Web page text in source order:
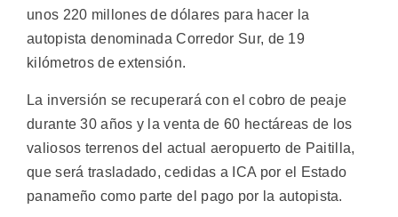
unos 220 millones de dólares para hacer la
autopista denominada Corredor Sur, de 19
kilómetros de extensión.
La inversión se recuperará con el cobro de peaje
durante 30 años y la venta de 60 hectáreas de los
valiosos terrenos del actual aeropuerto de Paitilla,
que será trasladado, cedidas a ICA por el Estado
panameño como parte del pago por la autopista.